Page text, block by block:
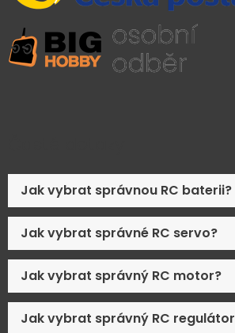
Jak vybrat správnou RC baterii?
Jak vybrat správné RC servo?
Jak vybrat správný RC motor?
Jak vybrat správný RC regulátor